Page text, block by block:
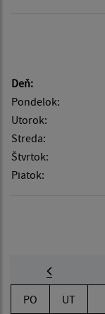
Deň:
Pondelok:
Utorok:
Streda:
Štvrtok:
Piatok:
PO UT